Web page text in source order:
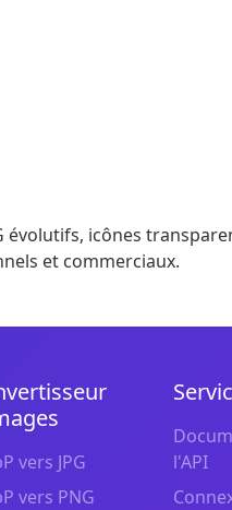
icônes
et commerciaux.
vers JPG
vers PNG
l'API